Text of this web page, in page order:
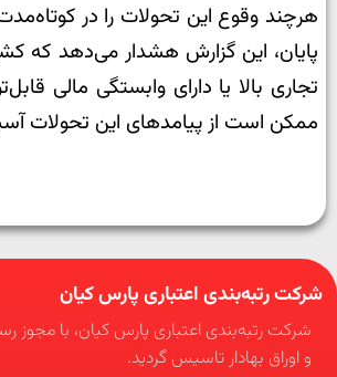
هرچند وقوع این تحولات را در
پایان، این گزارش هشدار می‌دهد که
تجاری بالا یا دارای وابستگی مالی
ممکن است از پیامدهای این تحولات
شرکت رتبه‌بندی اعتباری پارس کیان
شرکت رتبه‌بندی اعتباری پارس کیان، با مجوز
و اوراق بهادار تاسیس گردید.